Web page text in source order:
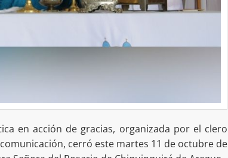
en acción de gracias, organizada por el clero
cerró este martes 11 de octubre de